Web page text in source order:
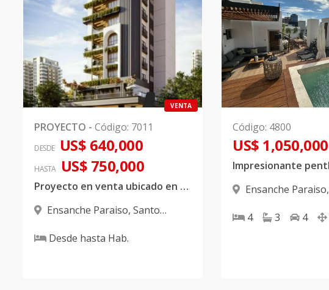
VENTA
PROYECTO - Código: 7011
DESDE US$ 640,000
HASTA US$ 750,000
Proyecto en venta ubicado en Paraíso
Ensanche Paraiso, Santo
Desde hasta Hab.
Código: 4800
US$ 1,050,000
Ensanche Paraiso,
4
3 4